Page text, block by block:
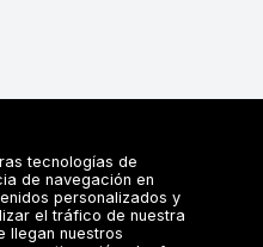
tecnologías de
de navegación en
personalizados y
el tráfico de nuestra
llegan nuestros